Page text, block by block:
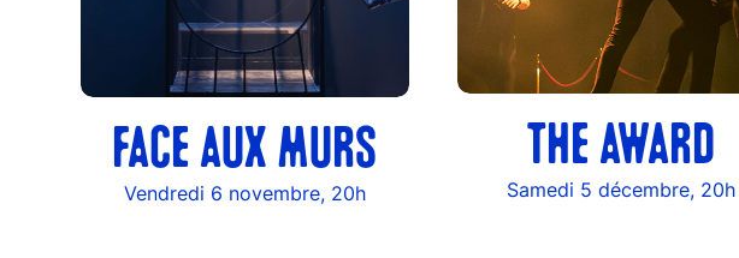
FACE AUX MURS
Vendredi 6 novembre, 20h
THE AWARD
Samedi 5 décembre, 20h